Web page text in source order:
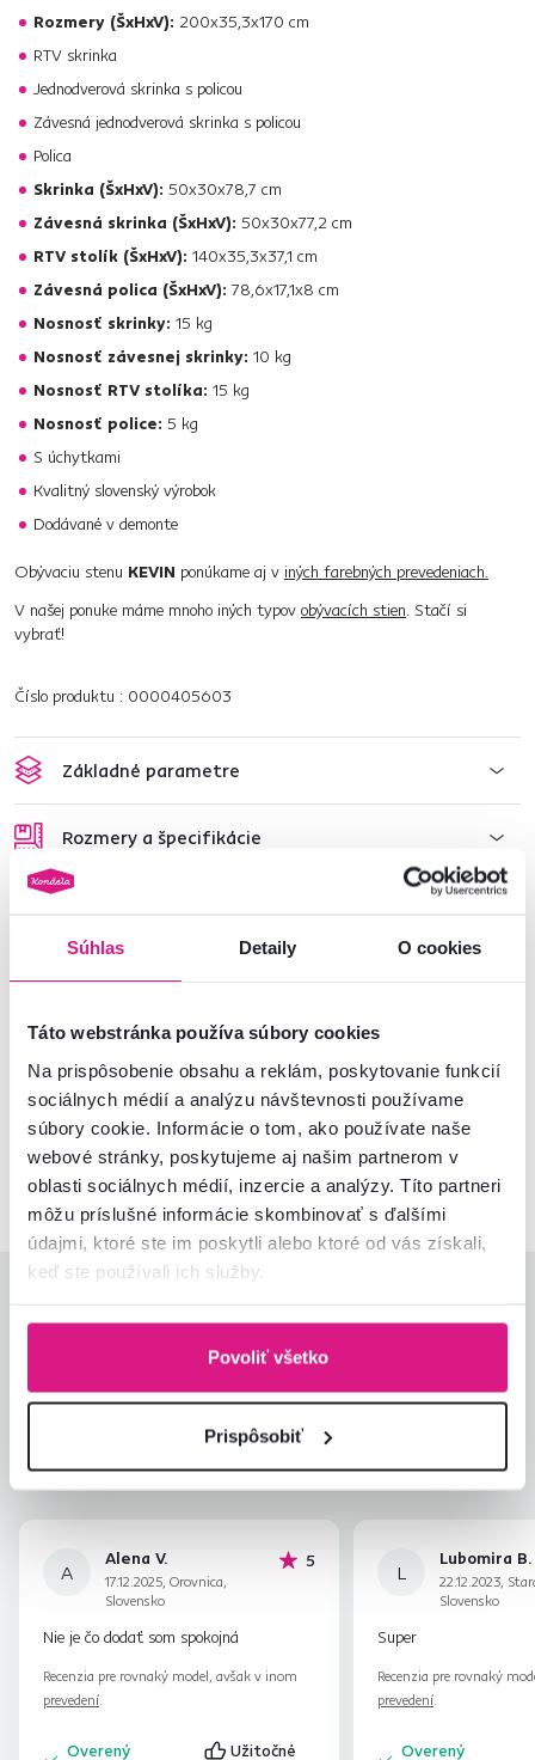
Súhlas Detaily O cookies
Táto webstránka používa súbory cookies
Na prispôsobenie obsahu a reklám, poskytovanie funkcií
sociálnych médií a analýzu návštevnosti používame
súbory cookie. Informácie o tom, ako používate naše
webové stránky, poskytujeme aj našim partnerom v
oblasti sociálnych médií, inzercie a analýzy. Títo partneri
môžu príslušné informácie skombinovať s ďalšími
údajmi, ktoré ste im poskytli alebo ktoré od vás získali,
keď ste používali ich služby.
Povoliť všetko
Prispôsobiť
Rozmery (ŠxHxV): 200x35,3x170 cm
RTV skrinka
Jednodverová skrinka s policou
Závesná jednodverová skrinka s policou
Polica
Skrinka (ŠxHxV): 50x30x78,7 cm
Závesná skrinka (ŠxHxV): 50x30x77,2 cm
RTV stolík (ŠxHxV): 140x35,3x37,1 cm
Závesná polica (ŠxHxV): 78,6x17,1x8 cm
Nosnosť skrinky: 15 kg
Nosnosť závesnej skrinky: 10 kg
Nosnosť RTV stolíka: 15 kg
Nosnosť police: 5 kg
S úchytkami
Kvalitný slovenský výrobok
Dodávané v demonte
Obývaciu stenu KEVIN ponúkame aj v iných farebných prevedeniach.
V našej ponuke máme mnoho iných typov obývacích stien. Stačí si
vybrať!
Číslo produktu : 0000405603
Základné parametre
Rozmery a špecifikácie
Nenašli ste požadované informácie?
Kontaktujte nás a my vám radi poradíme
02/ 40 100 100 Spustiť chat
4,7
Jednoduchosť montáže
Zabalenie výrobku
Pomer hodnoty a ceny
4,7
A
Alena V.
17.12.2025, Orovnica,
Slovensko
5hviezdičiek
Nie je čo dodať som spokojná
Recenzia pre rovnaký model, avšak v inom
prevedení.
Overený
Užitočné
L
Lubomira B.
22.12.2023,
Slovensko
Super
Recenzia pre rovnaký
prevedení.
Overený